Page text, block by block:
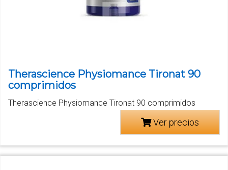
Therascience Physiomance Tironat 90
comprimidos
Therascience Physiomance Tironat 90 comprimidos
Ver precios